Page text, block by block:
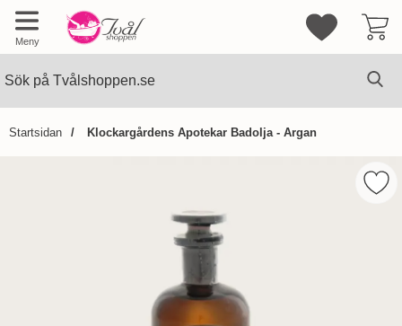
Meny
Mina
Startsidan Klockargårdens Apotekar Badolja - Argan